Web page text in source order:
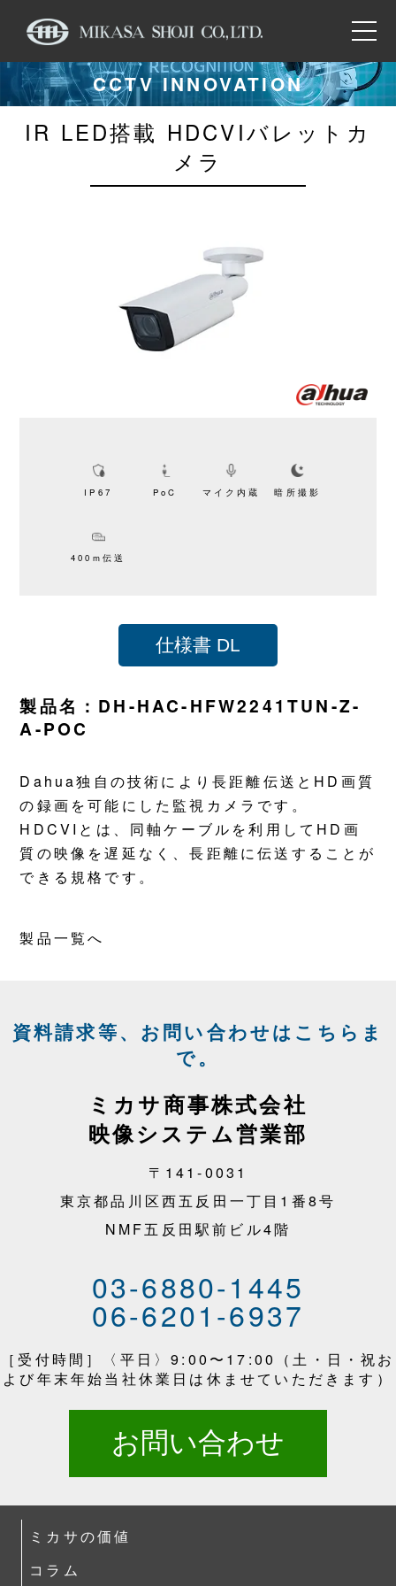
CCTV INNOVATION
IR LED搭載 HDCVIバレットカ
メラ
IP67 PoC マイク内蔵 暗所撮影
400m伝送
仕様書 DL
製品名：DH-HAC-HFW2241TUN-Z-
A-POC
Dahua独自の技術により長距離伝送とHD画質
の録画を可能にした監視カメラです。
HDCVIとは、同軸ケーブルを利用してHD画
質の映像を遅延なく、長距離に伝送することが
できる規格です。
製品一覧へ
資料請求等、お問い合わせはこちらま
で。
ミカサ商事株式会社
映像システム営業部
〒141-0031
東京都品川区西五反田一丁目1番8号
NMF五反田駅前ビル4階
03-6880-1445
06-6201-6937
［受付時間］〈平日〉9:00〜17:00（土・日・祝お
よび年末年始当社休業日は休ませていただきます）
お問い合わせ
ミカサの価値
コラム